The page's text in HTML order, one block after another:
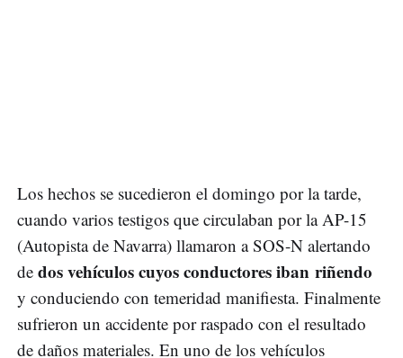
Los hechos se sucedieron el domingo por la tarde,
cuando varios testigos que circulaban por la AP-15
(Autopista de Navarra) llamaron a SOS-N alertando
de dos vehículos cuyos conductores iban riñendo
y conduciendo con temeridad manifiesta. Finalmente
sufrieron un accidente por raspado con el resultado
de daños materiales. En uno de los vehículos